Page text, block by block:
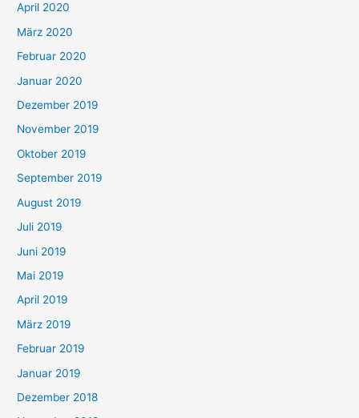
April 2020
März 2020
Februar 2020
Januar 2020
Dezember 2019
November 2019
Oktober 2019
September 2019
August 2019
Juli 2019
Juni 2019
Mai 2019
April 2019
März 2019
Februar 2019
Januar 2019
Dezember 2018